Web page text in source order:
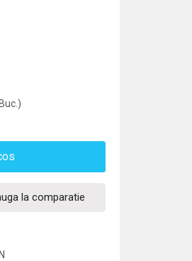
la comparatie